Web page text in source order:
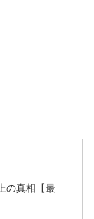
の真相【最